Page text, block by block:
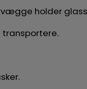
holder